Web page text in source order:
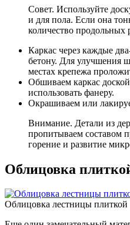
Совет. Используйте
и для пола. Если она
количество продольных
Каркас через каждые
бетону. Для улучшения
местах крепежа
Обшиваем каркас
использовать фанеру.
Окрашиваем или
Внимание. Детали из
пропитываем составом
горение и развитие
Облицовка
Облицовка лестницы плиткой